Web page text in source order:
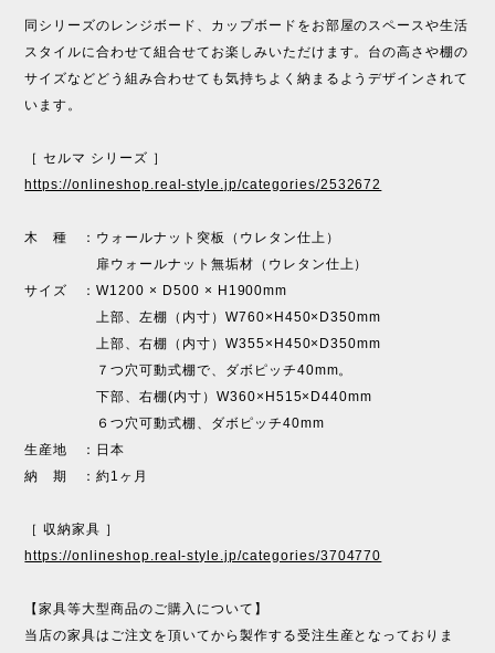
同シリーズのレンジボード、カップボードをお部屋のスペースや生活
スタイルに合わせて組合せてお楽しみいただけます。台の高さや棚の
サイズなどどう組み合わせても気持ちよく納まるようデザインされて
います。
［ セルマ シリーズ ］
https://onlineshop.real-style.jp/categories/2532672
木 種 ：ウォールナット突板（ウレタン仕上）
扉ウォールナット無垢材（ウレタン仕上）
サイズ ：W1200 × D500 × H1900mm
上部、左棚（内寸）W760×H450×D350mm
上部、右棚（内寸）W355×H450×D350mm
７つ穴可動式棚で、ダボピッチ40mm。
下部、右棚(内寸）W360×H515×D440mm
６つ穴可動式棚、ダボピッチ40mm
生産地 ：日本
納 期 ：約1ヶ月
［ 収納家具 ］
https://onlineshop.real-style.jp/categories/3704770
【家具等大型商品のご購入について】
当店の家具はご注文を頂いてから製作する受注生産となっておりま